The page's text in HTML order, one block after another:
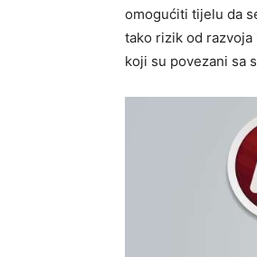
omogućiti tijelu da
tako rizik od
koji su povezani sa